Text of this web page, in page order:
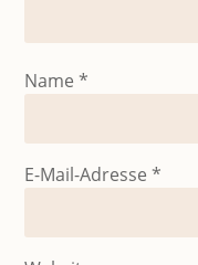
Name*
E-Mail-Adresse*